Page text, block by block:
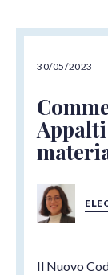
30/05/2023
Il Nuovo